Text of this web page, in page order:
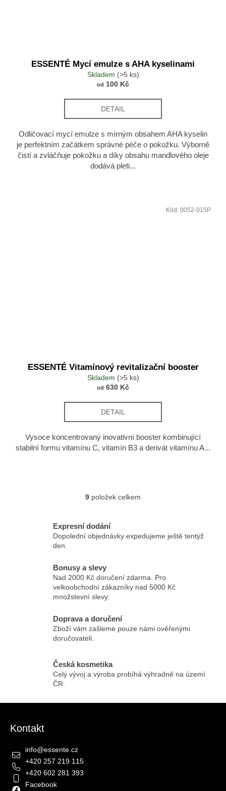
ESSENTÉ Mycí emulze s AHA kyselinami
Skladem (>5 ks)
od 100 Kč
DETAIL
Odličovací mycí emulze s mírným obsahem AHA kyselin
je perfektním začátkem správné péče o pokožku. Výborně
čistí a zvláčňuje pokožku a díky obsahu mandlového oleje
dodává pleti...
ESSENTÉ Vitamínový revitalizační booster
Skladem (>5 ks)
od 630 Kč
DETAIL
Vysoce koncentrovaný inovativní booster kombinující
stabilní formu vitamínu C, vitamín B3 a derivát vitamínu A...
Kód: 0052-015P
Ovládací prvky výpisu
9 položek celkem
Expresní dodání
Dopolední objednávky expedujeme ještě tentýž
den.
Bonusy a slevy
Nad 2000 Kč doručení zdarma. Pro
velkoobchodní zákazníky nad 5000 Kč
množstevní slevy.
Doprava a doručení
Zboží vám zašleme pouze námi ověřenými
doručovateli.
Česká kosmetika
Celý vývoj a výroba probíhá výhradně na území
ČR.
Kontakt
info@essente.cz
+420 257 219 115
+420 602 281 393
Facebook